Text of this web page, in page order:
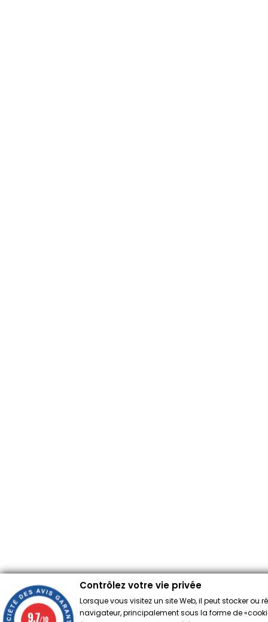
Contrôlez votre vie privée
Lorsque vous visitez un site Web, il peut stocker ou
navigateur, principalement sous la forme de
9.7/10